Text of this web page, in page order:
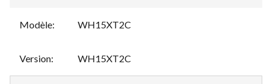
Modèle: WH15XT2C
Version: WH15XT2C